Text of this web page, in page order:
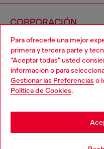
Para ofrecerle una mejor
primera y tercera parte y
"Aceptar todas" usted
información o para
Gestionar las Preferencias o
Política de Cookies.
Notificarme
CORPORACIÓN
Copyright © 2026 Diesel